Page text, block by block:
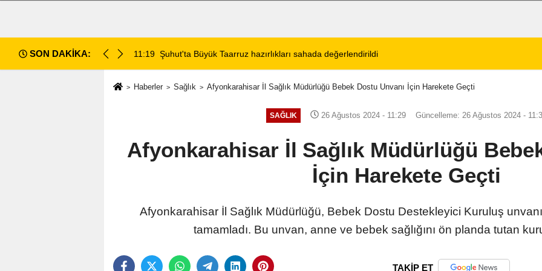
SON DAKİKA:
değerlendirildi 11:18 Afyon Cenaze İlanları: 7 Ağustos 2026 Cuma Defin Bilgileri Açıklandı Dinar'da beş gün
Haberler Sağlık Afyonkarahisar İl Sağlık Müdürlüğü Bebek Dostu Unvanı İçin Harekete Geçti
SAĞLIK 26 Ağustos 2024 - 11:29 Güncelleme: 26 Ağustos 2024 -
Afyonkarahisar İl Sağlık Müdürlüğü
İçin Harekete Geçti
Afyonkarahisar İl Sağlık Müdürlüğü, Bebek Dostu Destekleyici Kuruluş
tamamladı. Bu unvan, anne ve bebek sağlığını ön planda tutan
TAKİP ET